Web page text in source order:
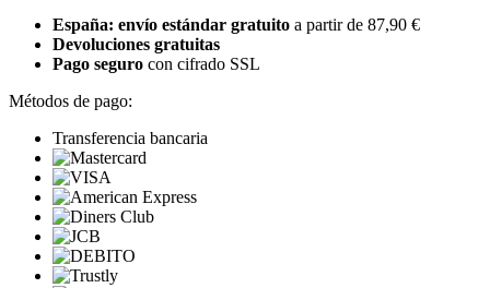
España: envío estándar gratuito a partir de 87,90 €
Devoluciones gratuitas
Pago seguro con cifrado SSL
Métodos de pago:
Transferencia bancaria